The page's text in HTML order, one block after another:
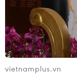
hành “đứa con
đơn vị này, nên
mạnh tiến độ
vietnamplus.vn